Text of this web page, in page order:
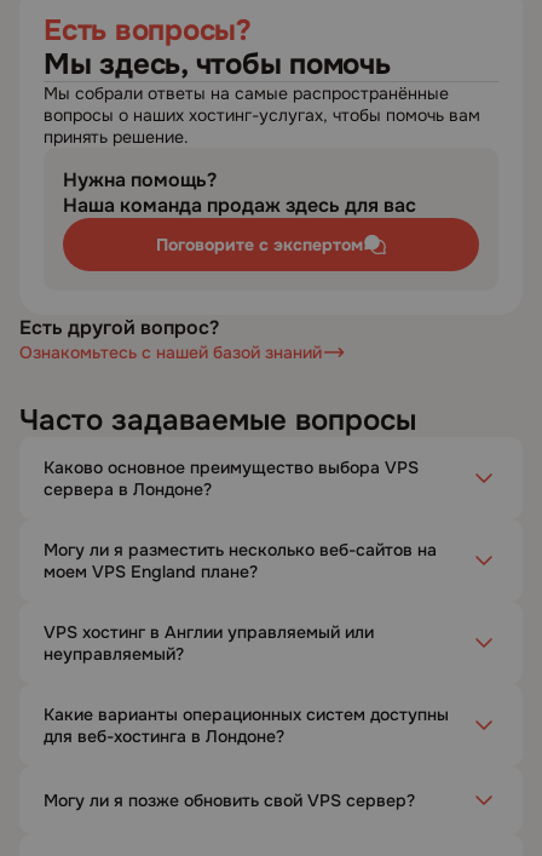
Есть вопросы?
Мы здесь, чтобы помочь
Мы собрали ответы на самые распространённые
вопросы о наших хостинг-услугах, чтобы помочь вам
принять решение.
Нужна помощь?
Наша команда продаж здесь для вас
Поговорите с экспертом
Есть другой вопрос?
Ознакомьтесь с нашей базой знаний
Часто задаваемые вопросы
Каково основное преимущество выбора VPS
сервера в Лондоне?
Могу ли я разместить несколько веб-сайтов на
моем VPS England плане?
VPS хостинг в Англии управляемый или
неуправляемый?
Какие варианты операционных систем доступны
для веб-хостинга в Лондоне?
Могу ли я позже обновить свой VPS сервер?